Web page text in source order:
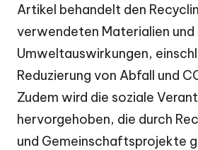
Artikel behandelt den
verwendeten Materialien und
Umweltauswirkungen,
Reduzierung von Abfall und
Zudem wird die soziale
hervorgehoben, die durch
und Gemeinschaftsprojekte